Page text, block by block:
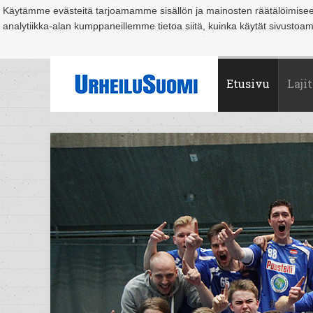
Käytämme evästeitä tarjoamamme sisällön ja mainosten
analytiikka-alan kumppaneillemme tietoa siitä, kuinka käytät
Suomi Espoo Helsinki Hämeenlinna Joensuu Jyväskylä
Etusivu Lajit